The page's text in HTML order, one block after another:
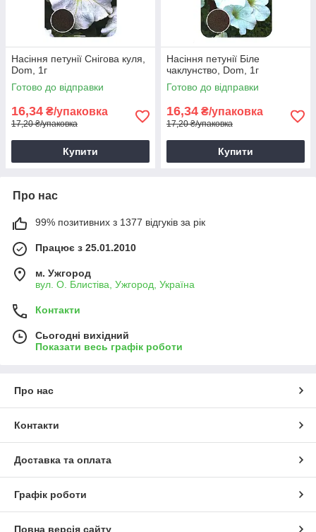
Насіння петунії Снігова куля,
Dom, 1г
Готово до відправки
16,34 ₴/упаковка
17,20 ₴/упаковка
Купити
Насіння петунії Біле
чаклунство, Dom, 1г
Готово до відправки
16,34 ₴/упаковка
17,20 ₴/упаковка
Купити
Про нас
99% позитивних з 1377 відгуків за рік
Працює з 25.01.2010
м. Ужгород
вул. О. Блистіва, Ужгород, Україна
Контакти
Сьогодні вихідний
Показати весь графік роботи
Про нас
Контакти
Доставка та оплата
Графік роботи
Повна версія сайту